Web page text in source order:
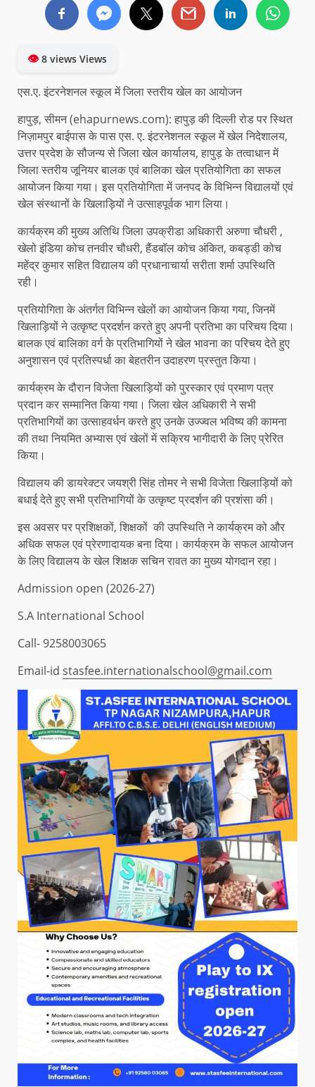
👁8 views Views
एस.ए. इंटरनेशनल स्कूल में जिला स्तरीय खेल का आयोजन
हापुड़, सीमन (ehapurnews.com): हापुड़ की दिल्ली रोड पर स्थित
निज़ामपुर बाईपास के पास एस. ए. इंटरनेशनल स्कूल में खेल निदेशालय,
उत्तर प्रदेश के सौजन्य से जिला खेल कार्यालय, हापुड़ के तत्वाधान में
जिला स्तरीय जूनियर बालक एवं बालिका खेल प्रतियोगिता का सफल
आयोजन किया गया। इस प्रतियोगिता में जनपद के विभिन्न विद्यालयों एवं
खेल संस्थानों के खिलाड़ियों ने उत्साहपूर्वक भाग लिया।
कार्यक्रम की मुख्य अतिथि जिला उपक्रीडा अधिकारी अरुणा चौधरी ,
खेलो इंडिया कोच तनवीर चौधरी, हैंडबॉल कोच अंकित, कबड्डी कोच
महेंद्र कुमार सहित विद्यालय की प्रधानाचार्या सरीता शर्मा उपस्थिति
रही।
प्रतियोगिता के अंतर्गत विभिन्न खेलों का आयोजन किया गया, जिनमें
खिलाड़ियों ने उत्कृष्ट प्रदर्शन करते हुए अपनी प्रतिभा का परिचय दिया।
बालक एवं बालिका वर्ग के प्रतिभागियों ने खेल भावना का परिचय देते हुए
अनुशासन एवं प्रतिस्पर्धा का बेहतरीन उदाहरण प्रस्तुत किया।
कार्यक्रम के दौरान विजेता खिलाड़ियों को पुरस्कार एवं प्रमाण पत्र
प्रदान कर सम्मानित किया गया। जिला खेल अधिकारी ने सभी
प्रतिभागियों का उत्साहवर्धन करते हुए उनके उज्ज्वल भविष्य की कामना
की तथा नियमित अभ्यास एवं खेलों में सक्रिय भागीदारी के लिए प्रेरित
किया।
विद्यालय की डायरेक्टर जयश्री सिंह तोमर ने सभी विजेता खिलाड़ियों को
बधाई देते हुए सभी प्रतिभागियों के उत्कृष्ट प्रदर्शन की प्रशंसा की।
इस अवसर पर प्रशिक्षकों, शिक्षकों की उपस्थिति ने कार्यक्रम को और
अधिक सफल एवं प्रेरणादायक बना दिया। कार्यक्रम के सफल आयोजन
के लिए विद्यालय के खेल शिक्षक सचिन रावत का मुख्य योगदान रहा।
Admission open (2026-27)
S.A International School
Call- 9258003065
Email-id stasfee.internationalschool@gmail.com